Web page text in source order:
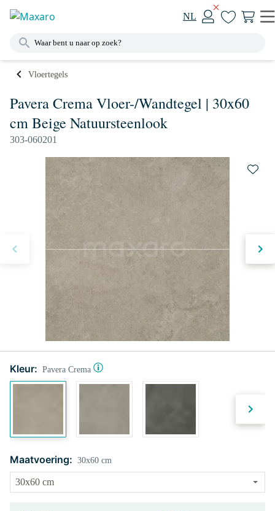
NL
Vloertegels
Pavera Crema Vloer-/Wandtegel | 30x60
cm Beige Natuursteenlook
303-060201
Kleur: Pavera Crema
Maatvoering: 30x60 cm